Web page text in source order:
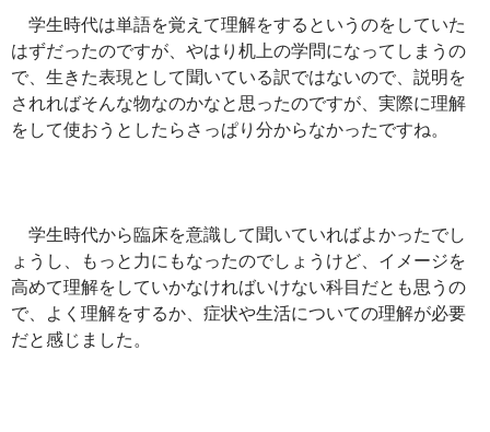
学生時代は単語を覚えて理解をするというのをしていた
はずだったのですが、やはり机上の学問になってしまうの
で、生きた表現として聞いている訳ではないので、説明を
されればそんな物なのかなと思ったのですが、実際に理解
をして使おうとしたらさっぱり分からなかったですね。
学生時代から臨床を意識して聞いていればよかったでし
ょうし、もっと力にもなったのでしょうけど、イメージを
高めて理解をしていかなければいけない科目だとも思うの
で、よく理解をするか、症状や生活についての理解が必要
だと感じました。